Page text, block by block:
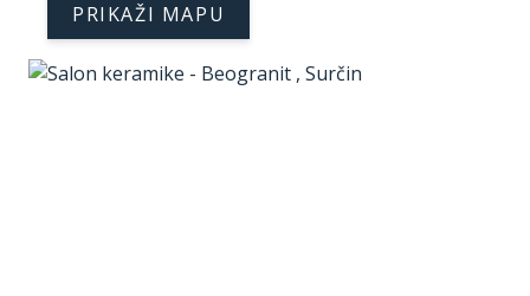
PRIKAŽI MAPU